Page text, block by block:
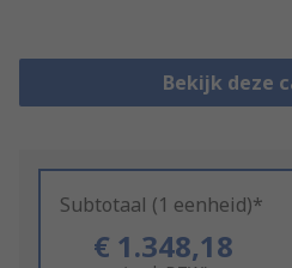
Bekijk deze
Subtotaal (1 eenheid)*
€ 1.348,18